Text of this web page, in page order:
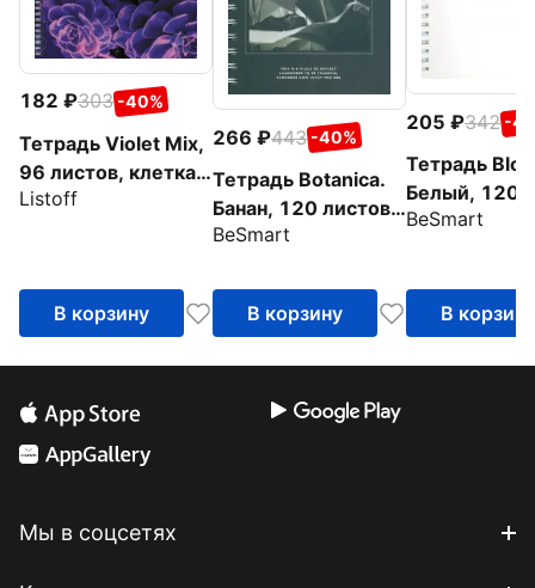
182 303 -40%
Тетрадь Violet Mix,
96 листов, клетка,
в ассортименте
Listoff
В корзину
266 443 -40%
Тетрадь Botanica.
Банан, 120 листов,
клетка
BeSmart
В корзину
205 342 -
Тетрадь
Белый, 120
клетка
BeSmart
В корзину
Мы в соцсетях